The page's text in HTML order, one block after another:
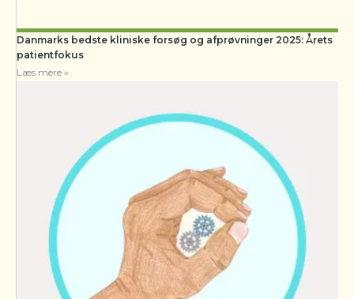
Danmarks bedste kliniske forsøg og afprøvninger 2025: Årets
patientfokus
Læs mere »